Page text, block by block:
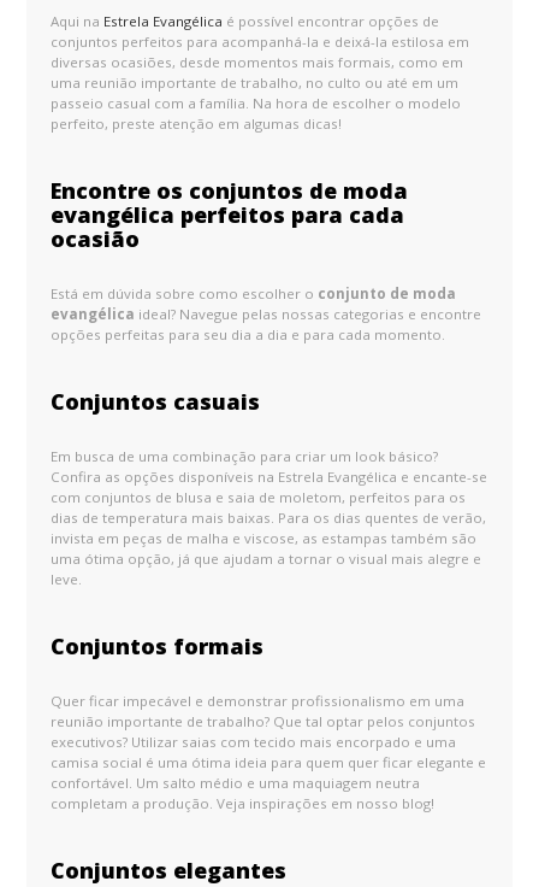
Aqui na Estrela Evangélica é possível encontrar opções de
conjuntos perfeitos para acompanhá-la e deixá-la estilosa em
diversas ocasiões, desde momentos mais formais, como em
uma reunião importante de trabalho, no culto ou até em um
passeio casual com a família. Na hora de escolher o modelo
perfeito, preste atenção em algumas dicas!
Encontre os conjuntos de moda
evangélica perfeitos para cada
ocasião
Está em dúvida sobre como escolher o conjunto de moda
evangélica ideal? Navegue pelas nossas categorias e encontre
opções perfeitas para seu dia a dia e para cada momento.
Conjuntos casuais
Em busca de uma combinação para criar um look básico?
Confira as opções disponíveis na Estrela Evangélica e encante-se
com conjuntos de blusa e saia de moletom, perfeitos para os
dias de temperatura mais baixas. Para os dias quentes de verão,
invista em peças de malha e viscose, as estampas também são
uma ótima opção, já que ajudam a tornar o visual mais alegre e
leve.
Conjuntos formais
Quer ficar impecável e demonstrar profissionalismo em uma
reunião importante de trabalho? Que tal optar pelos conjuntos
executivos? Utilizar saias com tecido mais encorpado e uma
camisa social é uma ótima ideia para quem quer ficar elegante e
confortável. Um salto médio e uma maquiagem neutra
completam a produção. Veja inspirações em nosso blog!
Conjuntos elegantes